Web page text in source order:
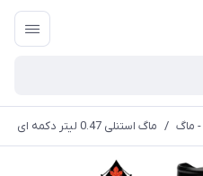
- ماگ / ماگ استنلی 0.47 لیتر دکمه ای